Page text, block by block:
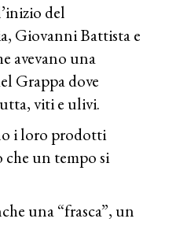
del
Giovanni Battista e
avevano una
Grappa dove
viti e ulivi.
i loro prodotti
un tempo si
una “frasca”, un